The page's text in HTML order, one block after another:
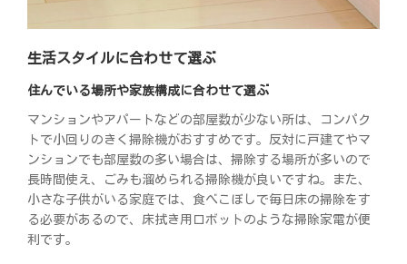
生活スタイルに合わせて選ぶ
住んでいる場所や家族構成に合わせて選ぶ
マンションやアパートなどの部屋数が少ない所は、コンパク
トで小回りのきく掃除機がおすすめです。反対に戸建てやマ
ンションでも部屋数の多い場合は、掃除する場所が多いので
長時間使え、ごみも溜められる掃除機が良いですね。また、
小さな子供がいる家庭では、食べこぼしで毎日床の掃除をす
る必要があるので、床拭き用ロボットのような掃除家電が便
利です。